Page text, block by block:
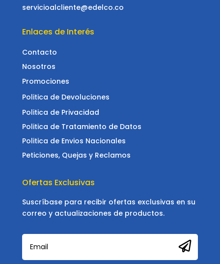
servicioalcliente@edelco.co
Enlaces de Interés
Contacto
Nosotros
Promociones
Politica de Devoluciones
Politica de Privacidad
Politica de Tratamiento de Datos
Politica de Envios Nacionales
Peticiones, Quejas y Reclamos
Ofertas Exclusivas
Suscríbase para recibir ofertas exclusivas en su
correo y actualizaciones de productos.